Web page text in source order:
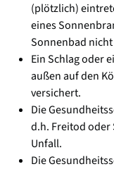
(plötzlich)
eines
Sonnenbad
Ein Schlag oder
außen auf den
versichert.
Die
d.h. Freitod oder
Unfall.
Die